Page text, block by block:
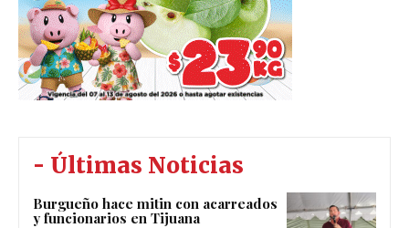
- Últimas Noticias
Burgueño hace mitin con acarreados
y funcionarios en Tijuana